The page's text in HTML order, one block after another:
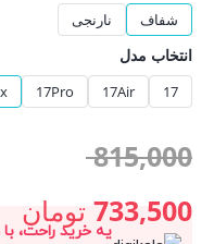
شفاف نارنجی
انتخاب مدل
17
17Air
17Pro
815,000
اصلی: 733,500 تومان
یه خرید راحت،